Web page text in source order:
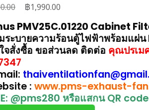
Original
was:
฿3,780.00.
฿1,990.00
is:
฿1,990.00.
PMV25C.01220 Cabinet
ระบายความร้อนตู้ไฟฟ้าพร้อมแผ่
จสั่งซื้อ ขอส่วนลด ติดต่อ คุณปรเม
: www.pms-exhaust-
@pms280 หรือแสกน QR code